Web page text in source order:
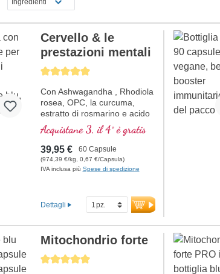
Ingredienti
Average rating of 5 out of 5 stars
Cervello & le
prestazioni mentali
Con Ashwagandha , Rhodiola
rosea, OPC, la curcuma,
estratto di rosmarino e acido
pantotenico, che contribuisce
alla normale prestazioni
mentali ed è coinvolto nella
sintesi e nel metabolismo di
diversi neurotrasmettitori.
Acquistane 3, il 4° è gratis
39,95 € 60 Capsule
(974,39 €/kg, 0,67 €/Capsula)
IVA inclusa più Spese di spedizione
Dettagli
Average rating of 5 out of 5 stars
Mitochondrio forte